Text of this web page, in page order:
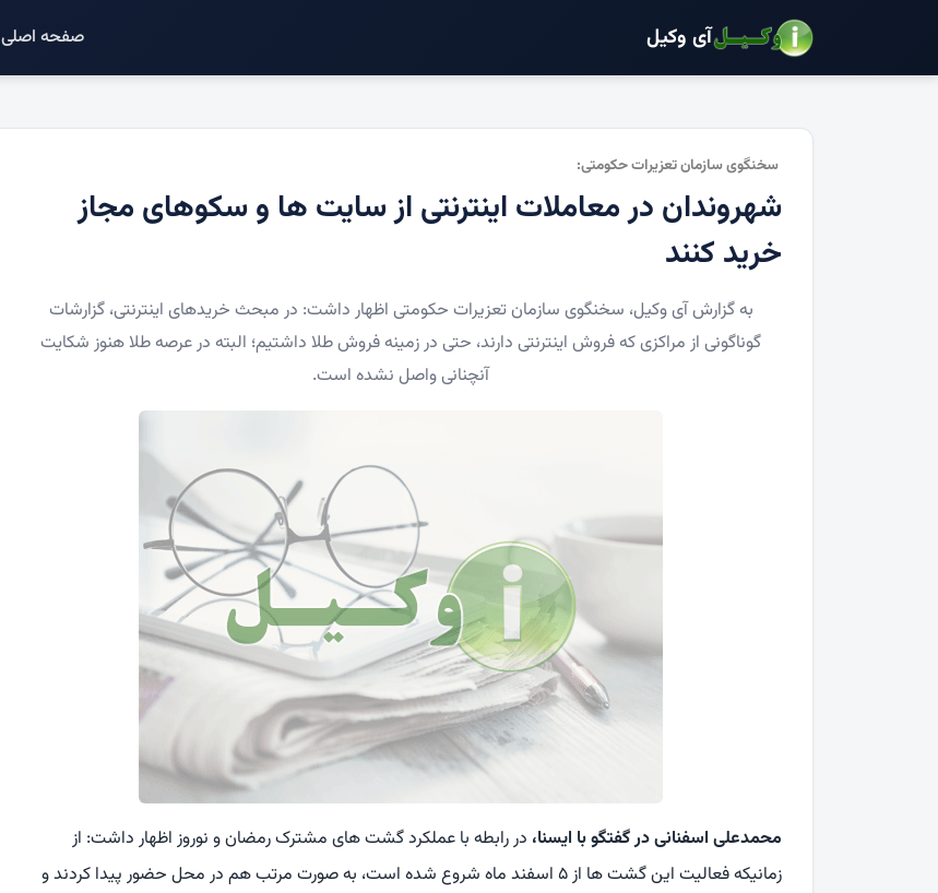
آی وکیل صفحه اصلی
سخنگوی سازمان تعزیرات حكومتی:
شهروندان در معاملات اینترنتی از سایت ها و سکوهای مجاز
خرید کنند
به گزارش آی وکیل، سخنگوی سازمان تعزیرات حکومتی اظهار داشت: در مبحث خریدهای اینترنتی، گزارشات
گوناگونی از مراکزی که فروش اینترنتی دارند، حتی در زمینه فروش طلا داشتیم؛ البته در عرصه طلا هنوز شکایت
آنچنانی واصل نشده است.
محمدعلی اسفنانی در گفتگو با ایسنا، در رابطه با عملکرد گشت های مشترک رمضان و نوروز اظهار داشت: از
زمانیکه فعالیت این گشت ها از ۵ اسفند ماه شروع شده است، به صورت مرتب هم در محل حضور پیدا کردند و